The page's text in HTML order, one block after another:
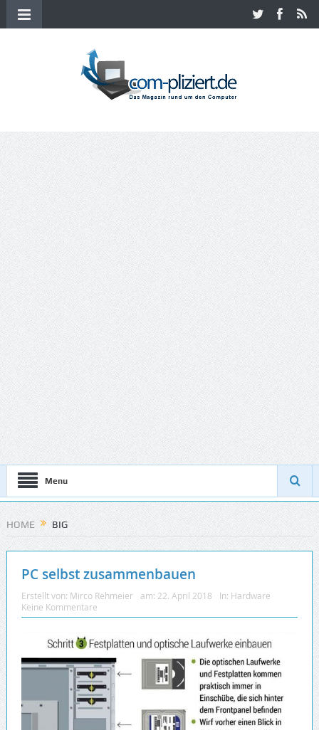
Menu
HOME BIG
PC selbst zusammenbauen
Erstellt von: Mirco Rehmeier am: 22. April 2018 In: Hardware
Keine Kommentare